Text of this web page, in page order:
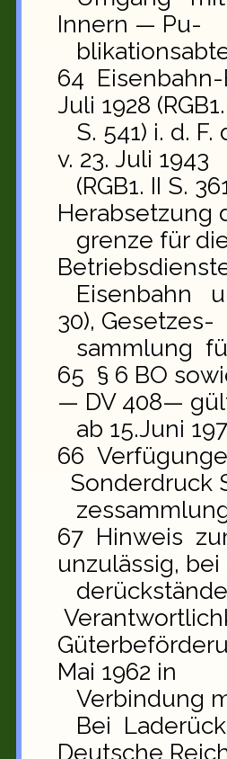
Innern — Pu-
64
Juli 1928
S. 541) i. d.
v. 23. Juli 1943
(RGB1. II S.
Herabsetzung
grenze für
Eisenbahn
30), Gesetzes-
sammlung
65 § 6 BO
— DV 408—
ab 15.Juni
66
Sonderdruck
67 Hinweis
unzulässig, bei
Mai 1962 in
Verbindung
Bei
Deutsche